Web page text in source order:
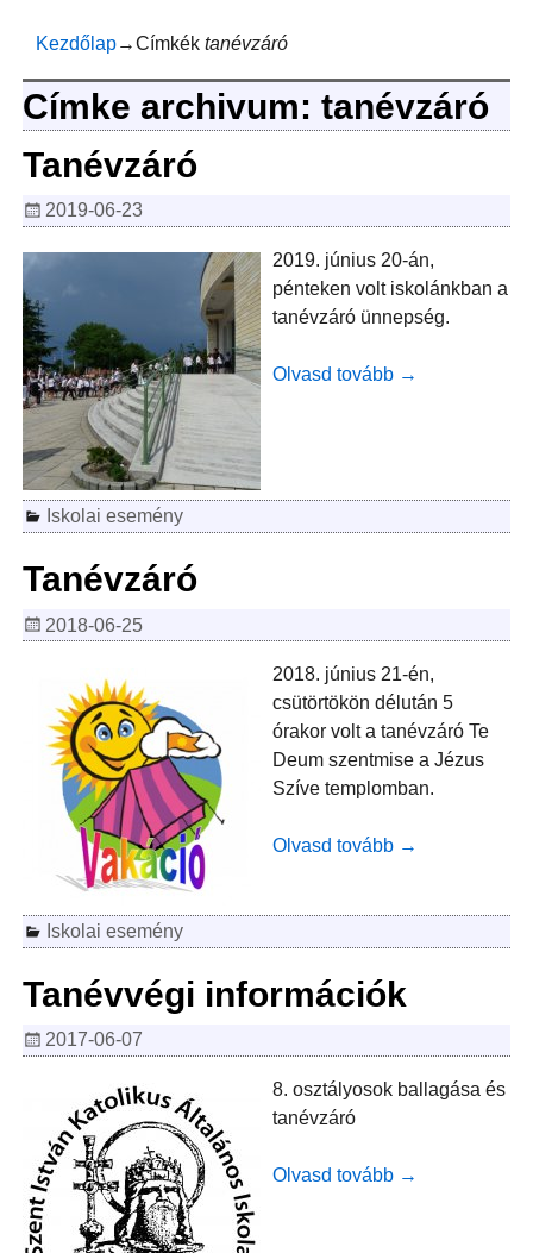
Kezdőlap→Címkék tanévzáró
Címke archivum: tanévzáró
Tanévzáró
2019-06-23
2019. június 20-án,
pénteken volt iskolánkban a
tanévzáró ünnepség.
Olvasd tovább →
Iskolai esemény
Tanévzáró
2018-06-25
2018. június 21-én,
csütörtökön délután 5
órakor volt a tanévzáró Te
Deum szentmise a Jézus
Szíve templomban.
Olvasd tovább →
Iskolai esemény
Tanévvégi információk
2017-06-07
8. osztályosok ballagása és
tanévzáró
Olvasd tovább →